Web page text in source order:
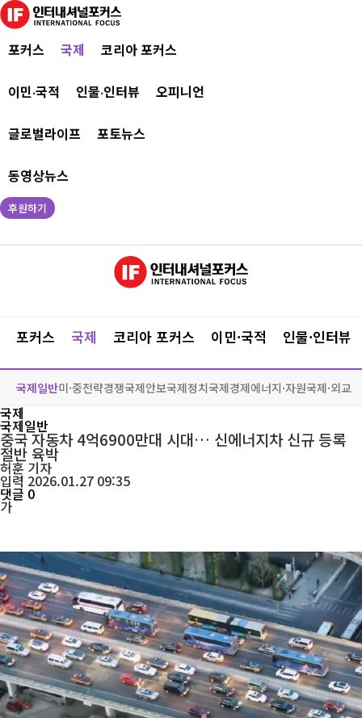
포커스 국제 코리아 포커스
이민·국적 인물·인터뷰 오피니언
글로벌라이프 포토뉴스
동영상뉴스
후원하기
포커스 국제 코리아 포커스 이민·국적 인물·인터뷰
국제일반미·중전략경쟁국제안보국제정치국제경제에너지·자원국제·외교
국제
국제일반
중국 자동차 4억6900만대 시대… 신에너지차 신규 등록
절반 육박
허훈기자
입력 2026.01.27 09:35
댓글 0
가